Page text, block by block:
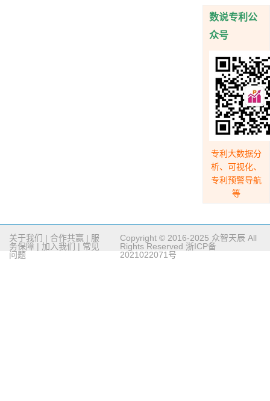
数说专利公
众号
专利大数据分
析、可视化、
专利预警导航
等
关于我们 | 合作共赢 | 服
务保障 | 加入我们 | 常见
问题
Copyright © 2016-2025 众智天辰 All
Rights Reserved 浙ICP备
2021022071号